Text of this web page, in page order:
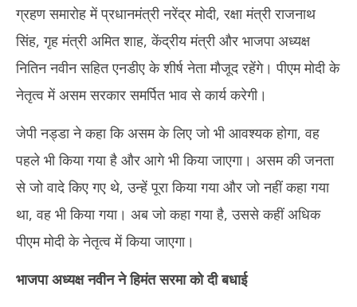
ग्रहण समारोह में प्रधानमंत्री नरेंद्र मोदी, रक्षा मंत्री राजनाथ
सिंह, गृह मंत्री अमित शाह, केंद्रीय मंत्री और भाजपा अध्यक्ष
नितिन नवीन सहित एनडीए के शीर्ष नेता मौजूद रहेंगे। पीएम मोदी के
नेतृत्व में असम सरकार समर्पित भाव से कार्य करेगी।
जेपी नड्डा ने कहा कि असम के लिए जो भी आवश्यक होगा, वह
पहले भी किया गया है और आगे भी किया जाएगा। असम की जनता
से जो वादे किए गए थे, उन्हें पूरा किया गया और जो नहीं कहा गया
था, वह भी किया गया। अब जो कहा गया है, उससे कहीं अधिक
पीएम मोदी के नेतृत्व में किया जाएगा।
भाजपा अध्यक्ष नवीन ने हिमंत सरमा को दी बधाई